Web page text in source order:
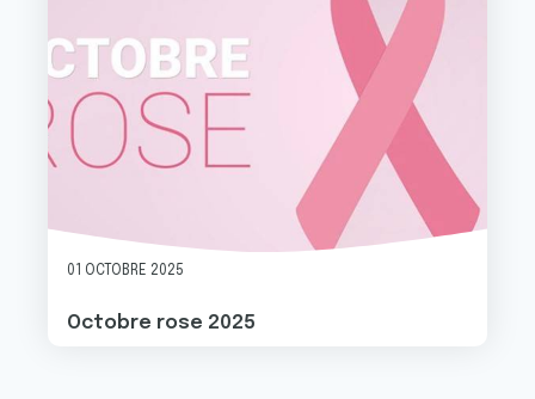
01 OCTOBRE 2025
Octobre rose 2025